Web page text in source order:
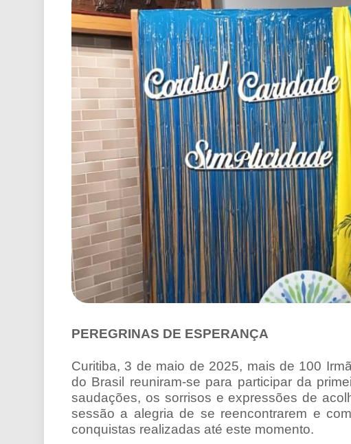
PEREGRINAS DE ESPERANÇA
Curitiba, 3 de maio de 2025, mais de 100
do Brasil reuniram-se para participar da
saudações, os sorrisos e expressões de
sessão a alegria de se reencontrarem e
conquistas realizadas até este momento.